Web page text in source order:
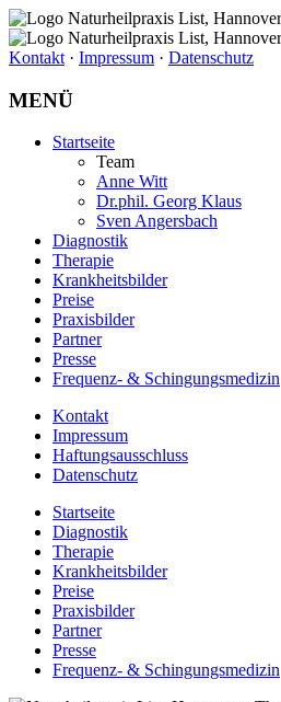
Kontakt · Impressum · Datenschutz
MENÜ
Startseite
Team
Anne Witt
Dr.phil. Georg Klaus
Sven Angersbach
Diagnostik
Therapie
Krankheitsbilder
Preise
Praxisbilder
Partner
Presse
Frequenz- & Schingungsmedizin
Kontakt
Impressum
Haftungsausschluss
Datenschutz
Startseite
Diagnostik
Therapie
Krankheitsbilder
Preise
Praxisbilder
Partner
Presse
Frequenz- & Schingungsmedizin